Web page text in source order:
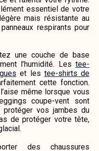
essentiel de votre
mais résistante au
respirants pour
une couche de base
l’humidité. Les tee-
et les tee-shirts de
cette fonction.
même lorsque vous
coupe-vent sont
protéger vos jambes du
de protéger votre tête,
des chaussures